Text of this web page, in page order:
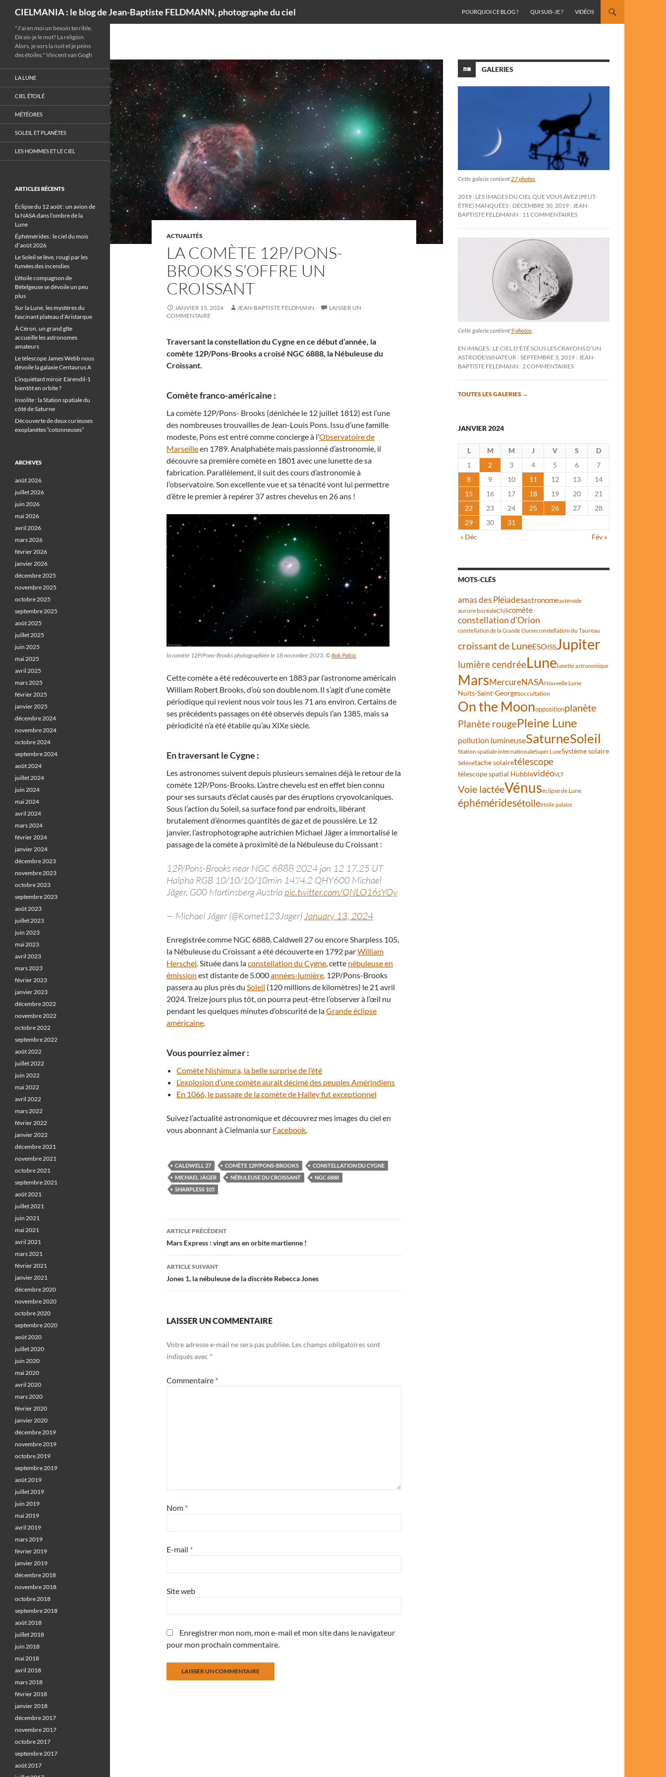
CIELMANIA : le blog de Jean-Baptiste FELDMANN, photographe du ciel
POURQUOI CE BLOG ?
QUI SUIS-JE ? VIDÉOS
ACTUALITÉS
LA COMÈTE 12P/PONS-
BROOKS S’OFFRE UN
CROISSANT
JANVIER 15, 2024 JEAN-BAPTISTE FELDMANN
LAISSER UN
COMMENTAIRE
Traversant la constellation du Cygne en ce début d’année, la
comète 12P/Pons-Brooks a croisé NGC 6888, la Nébuleuse du
Croissant.
Comète franco-américaine :
La comète 12P/Pons- Brooks (dénichée le 12 juillet 1812) est l’une
des nombreuses trouvailles de Jean-Louis Pons. Issu d’une famille
modeste, Pons est entré comme concierge à l’Observatoire de
Marseilleen 1789. Analphabète mais passionné d’astronomie, il
découvre sa première comète en 1801 avec une lunette de sa
fabrication. Parallèlement, il suit des cours d’astronomie à
l’observatoire. Son excellente vue et sa ténacité vont lui permettre
d’être le premier à repérer 37 astres chevelus en 26 ans !
la comète 12P/Pons-Brooks photographiée le 18 novembre 2023. ©Rok Palcic
Cette comète a été redécouverte en 1883 par l’astronome américain
William Robert Brooks, d’où son double nom. Il s’agit d’une comète
périodique qui revient nous voir tous les 71 ans environ. Certains de
ses précédents passages on été observés depuis l’an 1385, mais sa
périodicité n’a été établie qu’au XIXe siècle.
En traversant le Cygne :
Les astronomes suivent depuis plusieurs semaines déjà le retour de la
comète 12P/Pons-Brooks. L’astre chevelu est en effet bien connu
pour ses sursauts d’éclat causés par des éruptions cryovolcaniques.
Sous l’action du Soleil, sa surface fond par endroits, libérant
brutalement d’énormes quantités de gaz et de poussière. Le 12
janvier, l’astrophotographe autrichien Michael Jäger a immortalisé le
passage de la comète à proximité de la Nébuleuse du Croissant :
12P/Pons-Brooks near NGC 6888 2024 jan 12 17.25 UT
Halpha RGB 10/10/10/10min 14"/4.2 QHY600 Michael
Jäger, G00 Martinsberg Austria pic.twitter.com/QNLO16sYOy
— Michael Jäger (@Komet123Jager) January 13, 2024
Enregistrée comme NGC 6888, Caldwell 27 ou encore Sharpless 105,
la Nébuleuse du Croissant a été découverte en 1792 parWilliam
Herschel. Située dans laconstellation du Cygne, cette nébuleuse en
émission est distante de 5.000années-lumière. 12P/Pons-Brooks
passera au plus près du Soleil (120 millions de kilomètres) le 21 avril
2024. Treize jours plus tôt, on pourra peut-être l’observer à l’œil nu
pendant les quelques minutes d’obscurité de laGrande éclipse
américaine.
Vous pourriez aimer :
Comète Nishimura, la belle surprise de l’été
L’explosion d’une comète aurait décimé des peuples Amérindiens
En 1066, le passage de la comète de Halley fut exceptionnel
Suivez l’actualité astronomique et découvrez mes images du ciel en
vous abonnant à Cielmania sur Facebook.
CALDWELL 27 COMÈTE 12P/PONS-BROOKS
CONSTELLATION DU CYGNE
MICHAEL JÄGER
NÉBULEUSE DU CROISSANT
NGC 6888
SHARPLESS 105
Navigation
des
articles
ARTICLE PRÉCÉDENT
Mars Express : vingt ans en orbite martienne !
ARTICLE SUIVANT
Jones 1, la nébuleuse de la discrète Rebecca Jones
LAISSER UN COMMENTAIRE
Votre adresse e-mail ne sera pas publiée. Les champs obligatoires sont
indiqués avec *
Commentaire *
Nom *
E-mail *
Site web
Enregistrer mon nom, mon e-mail et mon site dans le navigateur
pour mon prochain commentaire.
GALERIES
Cette galerie contient27 photos.
2019 : LES IMAGES DU CIEL QUE VOUS AVEZ (PEUT-
ÊTRE) MANQUÉES DÉCEMBRE 30, 2019 JEAN-
BAPTISTE FELDMANN
11 COMMENTAIRES
Cette galerie contient 9 photos
EN IMAGES : LE CIEL D’ÉTÉ SOUS LES CRAYONS D’UN
ASTRODESSINATEUR SEPTEMBRE 3, 2019
JEAN-
BAPTISTE FELDMANN
2 COMMENTAIRES
TOUTES LES GALERIES →
JANVIER 2024
L M M J V S
D
1
2 3 4 5 6
7
8
9 10 11 12 13
14
15
16 17 18 19 20
21
22
23 24 25 26 27
28
29
30
31
« Déc
Fév »
MOTS-CLÉS
amas des Pléiadesastronomeastéroïde
aurore boréaleChilicomète
constellation d'Orion
constellation de la Grande Ourseconstellation du Taureau
croissant de LuneESOISSJupiter
lumière cendréeLunelunette astronomique
MarsMercureNASANouvelle Lune
Nuits-Saint-Georgesoccultation
On the Moonoppositionplanète
Planète rougePleine Lune
pollution lumineuseSaturneSoleil
Station spatiale internationaleSuper LuneSystème solaire
Sélénétache solairetélescope
télescope spatial HubblevidéoVLT
Voie lactéeVénuséclipse de Lune
éphéméridesétoileétoile polaire
"J'ai en moi un besoin terrible.
Dirais-je le mot? La religion.
Alors, je sors la nuit et je peins
des étoiles." Vincent van Gogh
LA LUNE
CIEL ÉTOILÉ
MÉTÉORES
SOLEIL ET PLANÈTES
LES HOMMES ET LE CIEL
ARTICLES RÉCENTS
Éclipse du 12 août : un avion de
la NASA dans l’ombre de la
Lune
Éphémérides : le ciel du mois
d’août 2026
Le Soleil se lève, rougi par les
fumées des incendies
L’étoile compagnon de
Bételgeuse se dévoile un peu
plus
Sur la Lune, les mystères du
fascinant plateau d’Aristarque
À Céron, un grand gîte
accueille les astronomes
amateurs
Le télescope James Webb nous
dévoile la galaxie Centaurus A
L’inquiétant miroir Eärendil-1
bientôt en orbite ?
Insolite : la Station spatiale du
côté de Saturne
Découverte de deux curieuses
exoplanètes “cotonneuses”
ARCHIVES
août 2026
juillet 2026
juin 2026
mai 2026
avril 2026
mars 2026
février 2026
janvier 2026
décembre 2025
novembre 2025
octobre 2025
septembre 2025
août 2025
juillet 2025
juin 2025
mai 2025
avril 2025
mars 2025
février 2025
janvier 2025
décembre 2024
novembre 2024
octobre 2024
septembre 2024
août 2024
juillet 2024
juin 2024
mai 2024
avril 2024
mars 2024
février 2024
janvier 2024
décembre 2023
novembre 2023
octobre 2023
septembre 2023
août 2023
juillet 2023
juin 2023
mai 2023
avril 2023
mars 2023
février 2023
janvier 2023
décembre 2022
novembre 2022
octobre 2022
septembre 2022
août 2022
juillet 2022
juin 2022
mai 2022
avril 2022
mars 2022
février 2022
janvier 2022
décembre 2021
novembre 2021
octobre 2021
septembre 2021
août 2021
juillet 2021
juin 2021
mai 2021
avril 2021
mars 2021
février 2021
janvier 2021
décembre 2020
novembre 2020
octobre 2020
septembre 2020
août 2020
juillet 2020
juin 2020
mai 2020
avril 2020
mars 2020
février 2020
janvier 2020
décembre 2019
novembre 2019
octobre 2019
septembre 2019
août 2019
juillet 2019
juin 2019
mai 2019
avril 2019
mars 2019
février 2019
janvier 2019
décembre 2018
novembre 2018
octobre 2018
septembre 2018
août 2018
juillet 2018
juin 2018
mai 2018
avril 2018
mars 2018
février 2018
janvier 2018
décembre 2017
novembre 2017
octobre 2017
septembre 2017
août 2017